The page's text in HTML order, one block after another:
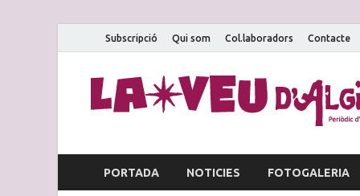
Subscripció Qui som Col.laboradors Contacte
PORTADA NOTICIES FOTOGALERIA